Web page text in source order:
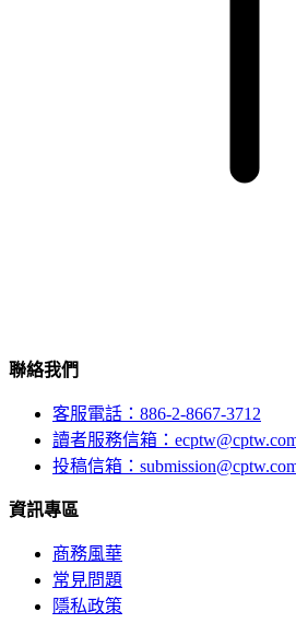
聯絡我們
客服電話：886-2-8667-3712
讀者服務信箱：
投稿信箱：
資訊專區
商務風華
常見問題
隱私政策